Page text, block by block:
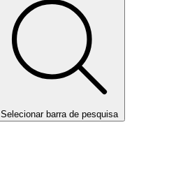
Selecionar barra de pesquisa